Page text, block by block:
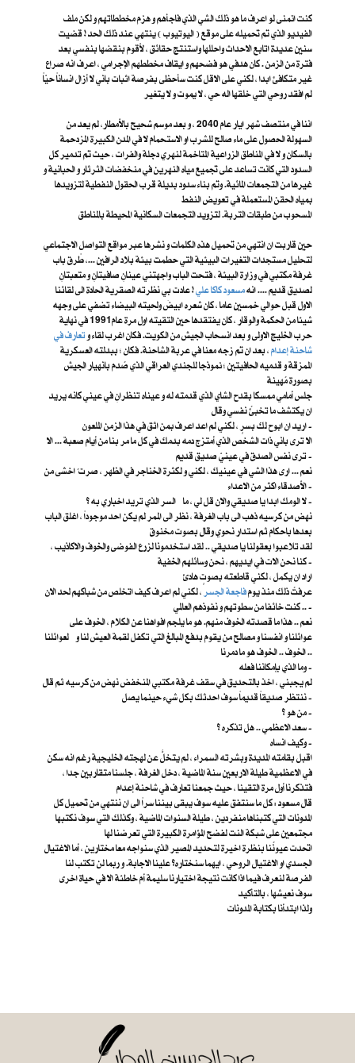
كنت اتمنى لو اعرف ما هو ذلك الشي الذي فاجأهم و هزم مخططاتهم و لكن ملف
الفيديو الذي تم تحميله على موقع ( اليوتيوب ) ينتهي عند ذلك الحد ! قضيت
سنين عديدة اتابع الاحداث واحللها واستنتج حقائق ، لأقوم بنقضها بنفسي بعد
فترة من الزمن . كان هدفي هو فضحهم و ايقاف مخططهم الإجرامي ، اعرف انه صراع
غير متكافئ ابدا ، لكني على الاقل كنت سأحظى بفرصة اثبات باني لا أزال انساناً حيّاً
لم افقد روحي التي خلقها اله حي ، لا يموت و لا يتغير
اننا في منتصف شهر ايار عام 2040 ، و بعد موسم شحيح بالأمطار، لم يعد من
السهولة الحصول على ماء صالح للشرب او الاستحمام لا في المدن الكبيرة المزدحمة
بالسكان و لا في المناطق الزراعية المتاخمة لنهري دجلة والفرات ، حيث تم تدمير كل
السدود التي كانت تساعد على تجميع مياه النهرين في منخفضات الثرثار و الحبانية و
غيرها من التجمعات المائية. وتم بناء سدود بديلة قرب الحقول النفطية لتزويدها
بمياه الحقن المستعملة في تعويض النفط
المسحوب من طبقات التربة. لتزويد التجمعات السكانية المحيطة بالمناطق
حين قاربت ان انتهي من تحميل هذه الكلمات و نشرها عبر مواقع التواصل الاجتماعي
لتحليل مستجدات التغيرات البيئية التي حطمت بيئة بلاد الرافين ...، طًرق باب
غرفة مكتبي في وزارة البيئة ، فتحت الباب واجهتني عينانِ صافيتانِ و متعبتانِ
لصديق قديم .... انهمسعود كاكا علي! عادت بي نظرته الصقرية الحادة الى لقائنا
الاول قبل حوالي خمسين عاما ، كان شعره ابيضَ ولحيته البيضاء تضفي على وجهه
شيئا من الحكمة والوقار ، كان يفتقدها حين التقيته اول مرة عام1991 في نهاية
حرب الخليج الاولى و بعد انسحاب الجيش من الكويت. فكان اغرب لقاء وتعارف في
شاحنة إعدام، بعد ان تم زجه معنا في عربة الشاحنة. فكان ؛ ببدلته العسكرية
الممزقة و قدميه الحافيتين ؛ نموذجا للجندي العراقي الذي صُدم بانهيار الجيش
بصورة مُهينة
جلس أمامي ممسكا بقدح الشاي الذي قدمته له و عيناه تنظرانِ في عيني كانه يريد
ان يكتشف ما تخبئُ نفسي وقال
اريد ان ابوح لك بسرٍ ، لكني لم اعد اعرف بمن اثق في هذا الزمن الملعون -
الا ترى باني ذات الشخص الذي أمتزج دمه بدمك في كل ما مر بنا من أيام صعبة ... الا
ترى نفس الصدق في عينيّ صديق قديم -
نعم ... ارى هذا الشي في عينيك ، لكني و لكثرة الخناجر في الظهر ، صرت ُ اخشى من
الأصدقاء اكثر من الاعداء -
لا الومك ابدا يا صديقي والان قل لي ، ما السر الذي تريد اخباري به ؟ -
نهض من كرسيه ذهب الى باب الغرفة ، نظر الى الممر لم يكن احد موجوداً ، اغلق الباب
بعدها باحكام ثم استدار نحوي وقال بصوت مخنوق
لقد تلاعبوا بعقولنا يا صديقي .. لقد استخدمونا لزرع الفوضى والخوف والاكاذيب ،
كنا نحن الات في ايديهم ، نحن وسائلهم الخفية -
اراد ان يكمل ، لكني قاطعته بصوتٍ هادئ
عرفتُ ذلك منذ يومفاجعة الجسر، لكني لم اعرف كيف اتخلص من شباكهم لحد الان
.. كنت خائفا من سطوتهم و نفوذهم العالمي -
عوائلنا و انفسنا و مصالح من يقوم بدفع المبالغ التي تكفل لقمة العيش لنا و لعوائلنا
.. الخوف .. الخوف هو ما دمرنا
وما الذي بإمكاننا فعله -
لم يجبني ، اخذ بالتحديق في سقف غرفة مكتبي المنخفض نهض من كرسيه ثم قال
ننتظر صديقاً قديماً سوف احدثك بكل شيء حينما يصل -
من هو ؟ -
سعد الاعظمي .. هل تذكره ؟ -
وكيف انساه -
اقبل بقامته المديدة وبشرته السمراء ، لم يتخلَّ عن لهجته الخليجية رغم انه سكن
في الاعظمية طيلة الاربعين سنة الماضية ، دخل الغرفة ، جلسنا متقاربين جدا ،
فتذكرنا أول مرة التقينا ، حيث جمعنا تعارف في شاحنة إعدام
قال مسعود : كل ما سنتفق عليه سوف يبقى بيننا سراً الى ان ننتهي من تحميل كل
المدونات التي كتبناها منفردين ، طيلة السنوات الماضية ، وكذلك التي سوف نكتبها
مجتمعين على شبكة النت لفضح المؤامرة الكبيرة التي تعرضنا لها
اتحدت عيونُنا بنظرة اخيرة لتحديد المصير الذي سنواجه معا مختارين ، أما الاغتيال
الجسدي او الاغتيال الروحي ، ايهما سنختاره؟ علينا الاجابة. و ربما لن تكتب لنا
الفرصة لنعرف فيما اذا كانت نتيجة اختيارنا سليمة أم خاطئة الا في حياة اخرى
سوف نعيشها ، بالتأكيد
ولذا ابتدأنا بكتابة المدونات